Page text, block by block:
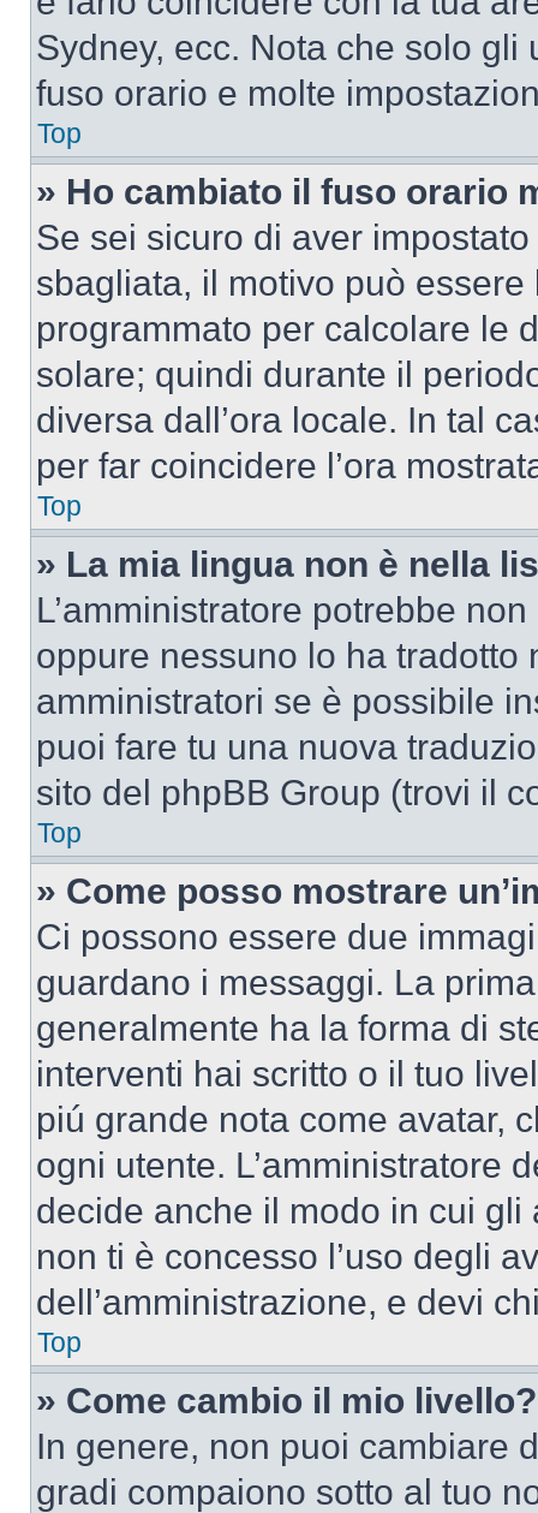
Sydney, ecc. Nota che solo
fuso orario e molte
Top
» Ho cambiato il fuso orario
Se sei sicuro di aver
sbagliata, il motivo può essere
programmato per calcolare le
solare; quindi durante il
diversa dall’ora locale. In tal
per far coincidere l’ora
Top
» La mia lingua non è nella
L’amministratore potrebbe
oppure nessuno lo ha
amministratori se è possibile
puoi fare tu una nuova
sito del phpBB Group (trovi il
Top
» Come posso mostrare
Ci possono essere due
guardano i messaggi. La
generalmente ha la forma di
interventi hai scritto o il tuo
piú grande nota come avatar,
ogni utente. L’amministratore
decide anche il modo in cui
non ti è concesso l’uso degli
dell’amministrazione, e devi
Top
» Come cambio il mio livello?
In genere, non puoi cambiare
gradi compaiono sotto al tuo